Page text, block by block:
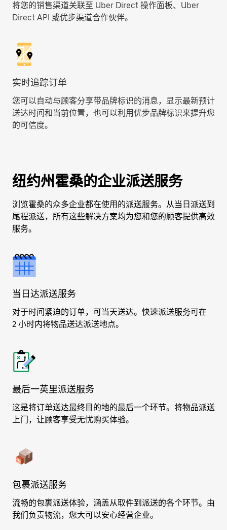
将您的销售渠道关联至 Uber Direct 操作面板、Uber
Direct API 或优步渠道合作伙伴。
实时追踪订单
您可以自动与顾客分享带品牌标识的消息，显示最新预计
送达时间和当前位置，也可以利用优步品牌标识来提升您
的可信度。
纽约州霍桑的企业派送服务
浏览霍桑的众多企业都在使用的派送服务。从当日派送到
尾程派送，所有这些解决方案均为您和您的顾客提供高效
服务。
当日达派送服务
对于时间紧迫的订单，可当天送达。快速派送服务可在
2 小时内将物品送达派送地点。
最后一英里派送服务
这是将订单送达最终目的地的最后一个环节。将物品派送
上门，让顾客享受无忧购买体验。
包裹派送服务
流畅的包裹派送体验，涵盖从取件到派送的各个环节。由
我们负责物流，您大可以安心经营企业。